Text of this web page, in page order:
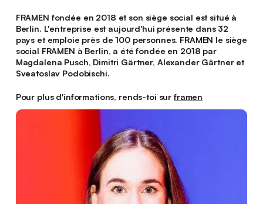
FRAMEN fondée en 2018 et son siège social est situé à
Berlin. L'entreprise est aujourd'hui présente dans 32
pays et emploie près de 100 personnes. FRAMEN le siège
social FRAMEN à Berlin, a été fondée en 2018 par
Magdalena Pusch, Dimitri Gärtner, Alexander Gärtner et
Sveatoslav Podobischi.
Pour plus d'informations, rends-toi sur framen